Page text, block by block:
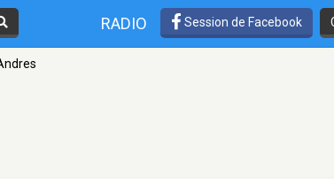
RADIO Session de Facebook